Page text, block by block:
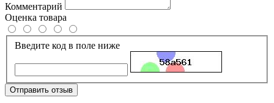
Комментарий
Оценка товара
Введите код в поле ниже
Отправить отзыв